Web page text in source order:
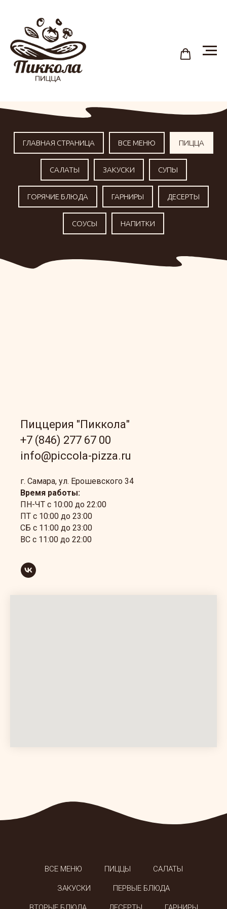
ГЛАВНАЯ СТРАНИЦА ВСЕ МЕНЮ ПИЦЦА
САЛАТЫ ЗАКУСКИ СУПЫ
ГОРЯЧИЕ БЛЮДА ГАРНИРЫ ДЕСЕРТЫ
СОУСЫ НАПИТКИ
Пиццерия "Пиккола"
+7 (846) 277 67 00
info@piccola-pizza.ru
г. Самара, ул. Ерошевского 34
Время работы:
ПН-ЧТ с 10:00 до 22:00
ПТ с 10:00 до 23:00
СБ с 11:00 до 23:00
ВС с 11:00 до 22:00
ВСЕ МЕНЮ ПИЦЦЫ САЛАТЫ
ЗАКУСКИ ПЕРВЫЕ БЛЮДА